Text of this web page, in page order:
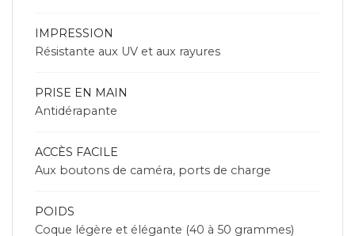
IMPRESSION
Résistante aux UV et aux rayures
PRISE EN MAIN
Antidérapante
ACCÈS FACILE
Aux boutons de caméra, ports de charge
POIDS
Coque légère et élégante (40 à 50 grammes)